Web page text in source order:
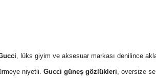
, lüks giyim ve aksesuar markası denilince
niyetli. Gucci güneş gözlükleri, oversize